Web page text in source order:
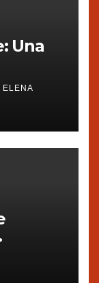
Una
ELENA